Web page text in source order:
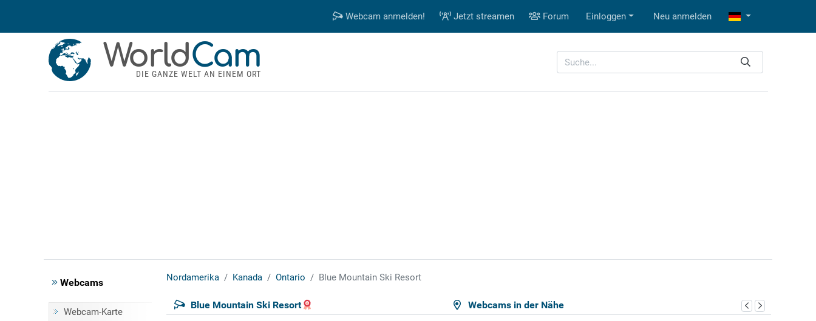
Webcam anmelden! Jetzt streamen Forum Einloggen Neu anmelden
WorldCam
DIE GANZE WELT AN EINEM ORT
Webcams
Webcam-Karte
Nordamerika Kanada Ontario Blue Mountain Ski Resort
Webcams in der Nähe
Blue Mountain Ski Resort